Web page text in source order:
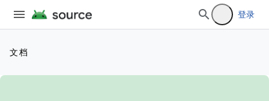
登录
文档